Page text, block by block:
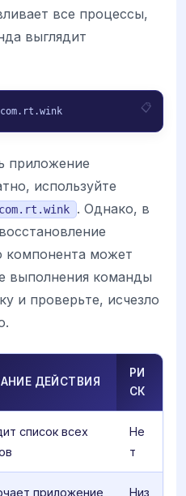
все процессы,
выглядит
приложение
используйте
. Однако, в
компонента может
выполнения команды
и проверьте, исчезло
ДЕЙСТВИЯ
РИ
СК
список всех
Не
т
приложение Низ